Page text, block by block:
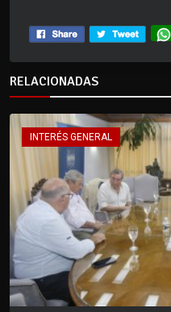
RELACIONADAS
INTERÉS GENERAL